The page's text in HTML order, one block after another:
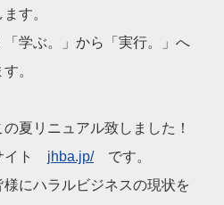
す。
学ぶ。」から「実行。」へ
。
夏リニュアル致しました！
イト jhba.jp/です。
にハラルビジネスの現状を